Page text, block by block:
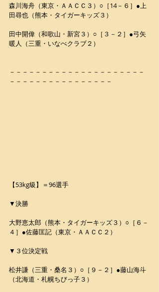
森川海舟（東京・ＡＡＣＣ３）○［14－６］●上
田尋也（熊本・タイガーキッズ３）
田中開偉（和歌山・新宮３）○［３－２］●弓矢
暖人（三重・いなべクラブ２）
－－－－－－－－－－－－－－－－－－－－－
－－－－－－－－－－－－－－－－
【53kg級】＝96選手
▼決勝
大野恵太郎（熊本・タイガーキッズ３）○［６－
４］●佐藤匡記（東京・ＡＡＣＣ２）
▼３位決定戦
松井謙（三重・桑名３）○［９－２］●藤山海斗
（北海道・札幌ちびっ子３）